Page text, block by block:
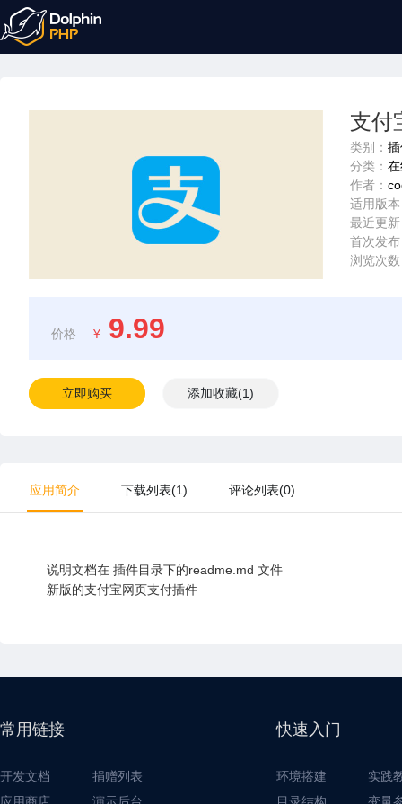
支付
类别：
分类：
作者：
适用版
最近更
首次发
浏览次
价格 ¥ 9.99
立即购买 添加收藏(1)
应用简介 下载列表(1) 评论列表(0)
说明文档在 插件目录下的readme.md 文件
新版的支付宝网页支付插件
常用链接
开发文档
捐赠列表
快速入门
环境搭建
实践